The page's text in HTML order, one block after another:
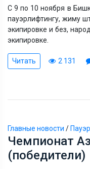
С 9 по 10 ноября в
пауэрлифтингу, жиму
экипировке и без,
экипировке.
Читать 2 131
Главные новости /
Чемпионат
(победители)